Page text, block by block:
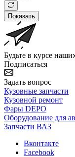
Показать
Будьте в курсе
Подписаться
Задать вопрос
Кузовные запчасти
Кузовной ремонт
Фары DEPO
Оборудование для
Запчасти ВАЗ
Вконтакте
Facebook